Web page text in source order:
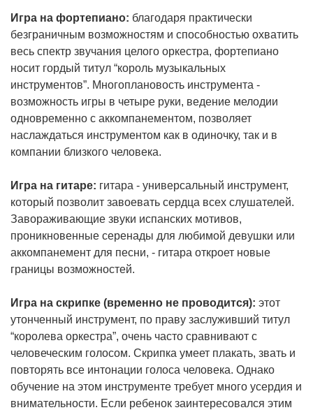
Игра на фортепиано: благодаря практически
безграничным возможностям и способностью охватить
весь спектр звучания целого оркестра, фортепиано
носит гордый титул “король музыкальных
инструментов”. Многоплановость инструмента -
возможность игры в четыре руки, ведение мелодии
одновременно с аккомпанементом, позволяет
наслаждаться инструментом как в одиночку, так и в
компании близкого человека.
Игра на гитаре: гитара - универсальный инструмент,
который позволит завоевать сердца всех слушателей.
Завораживающие звуки испанских мотивов,
проникновенные серенады для любимой девушки или
аккомпанемент для песни, - гитара откроет новые
границы возможностей.
Игра на скрипке (временно не проводится): этот
утонченный инструмент, по праву заслуживший титул
“королева оркестра”, очень часто сравнивают с
человеческим голосом. Скрипка умеет плакать, звать и
повторять все интонации голоса человека. Однако
обучение на этом инструменте требует много усердия и
внимательности. Если ребенок заинтересовался этим